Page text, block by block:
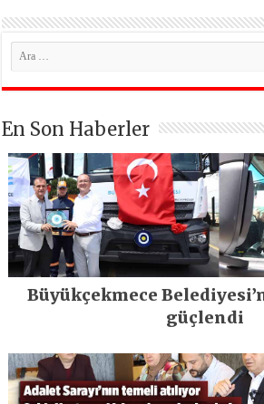
En Son Haberler
Büyükçekmece
güçlendi